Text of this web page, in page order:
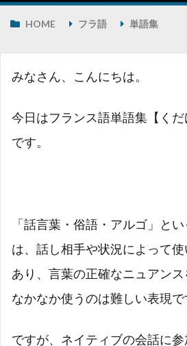
HOME フラ語 単語集
みなさん、こんにちは。
今日はフランス語単語集【くだ
です。
「話言葉・俗語・アルゴ」と
は、話し相手や状況によって
あり、言葉の正確なニュアンス
なかなか使うのは難しい表現で
ですが、ネイティブの会話に